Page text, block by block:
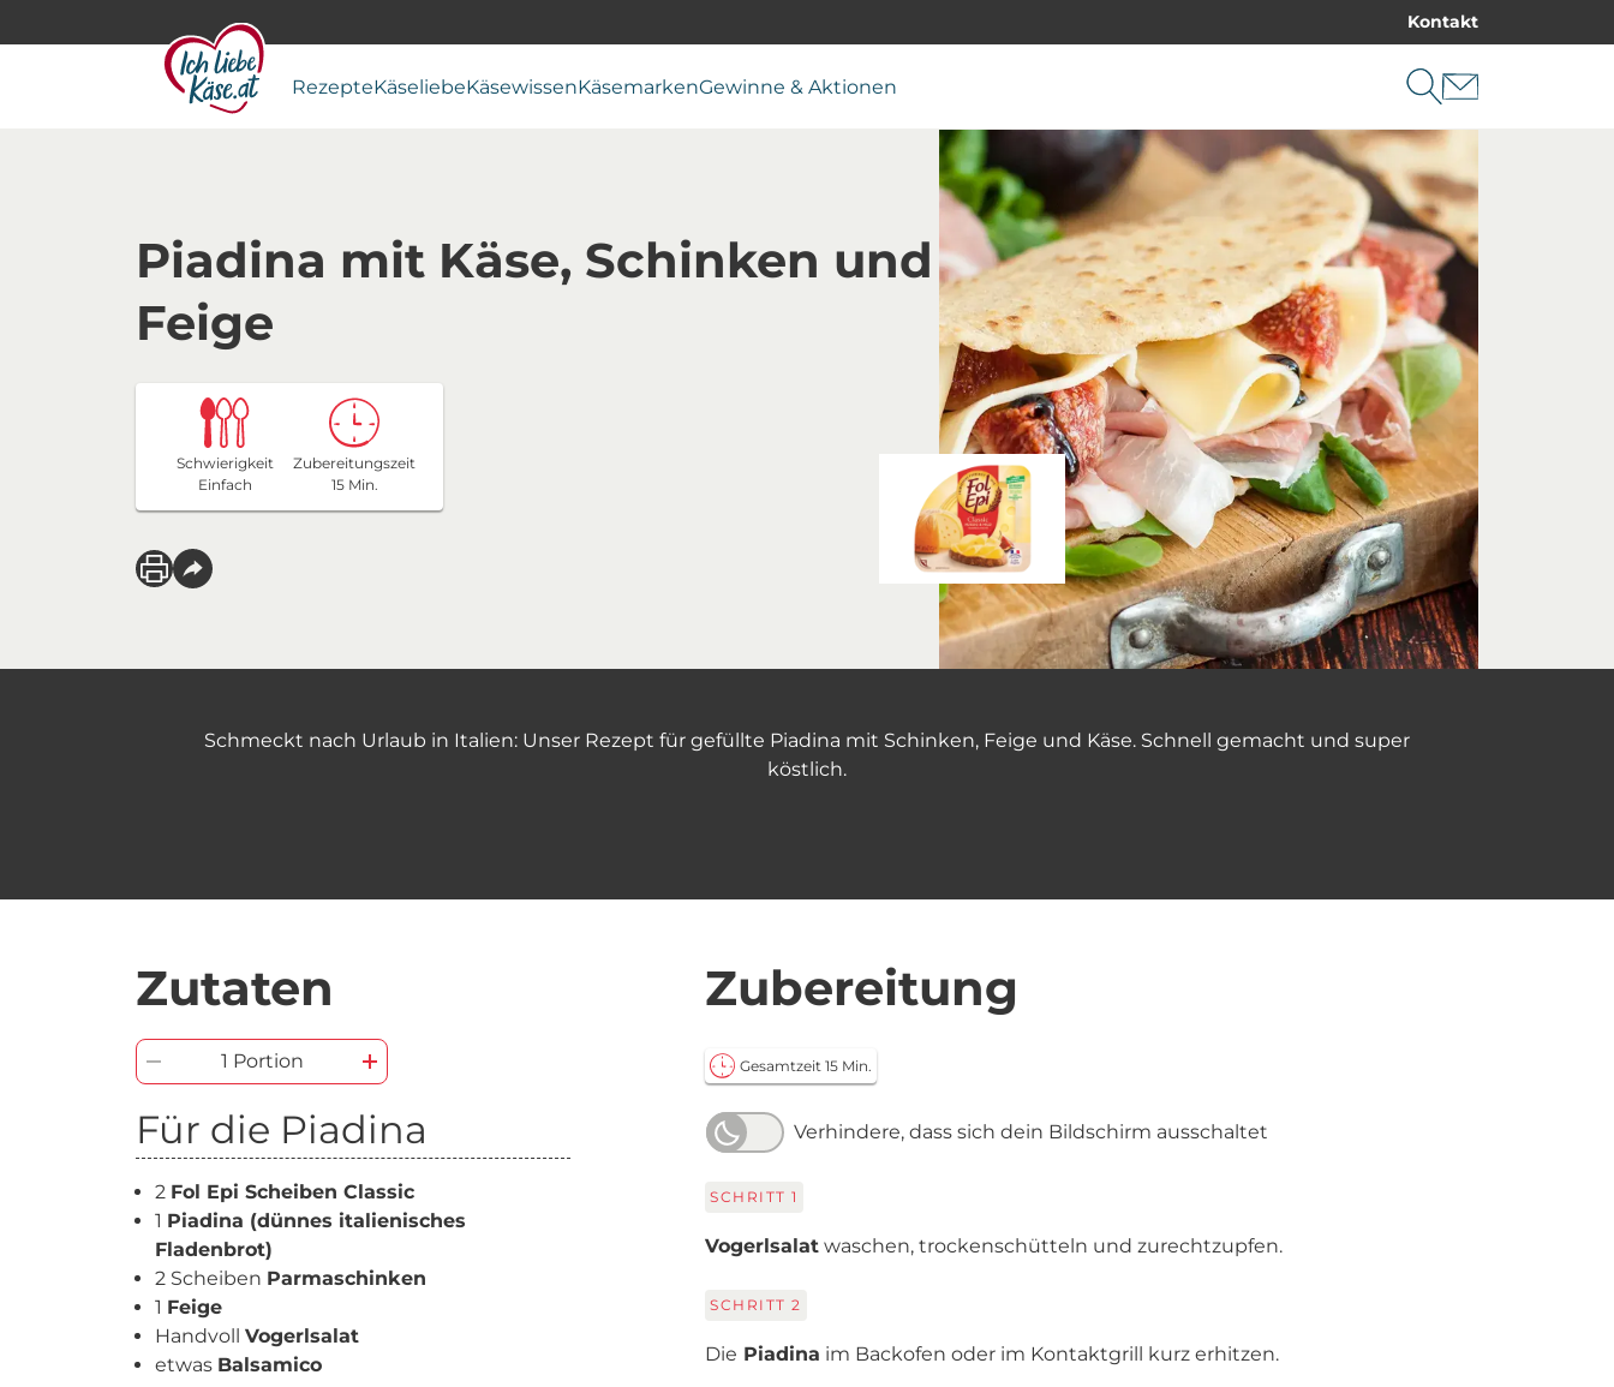
Kontakt
RezepteKäseliebeKäsewissenKäsemarkenGewinne & Aktionen
Piadina mit Käse, Schinken und
Feige
Schwierigkeit
Einfach
Zubereitungszeit
15 Min.
Schmeckt nach Urlaub in Italien: Unser Rezept für gefüllte Piadina mit Schinken, Feige und Käse. Schnell gemacht und super
köstlich.
Zutaten
1 Portion
Für die Piadina
2 Fol Epi Scheiben Classic
1 Piadina (dünnes italienisches
Fladenbrot)
2 Scheiben Parmaschinken
1 Feige
Handvoll Vogerlsalat
etwas Balsamico
Zubereitung
Gesamtzeit 15 Min.
Verhindere, dass sich dein Bildschirm ausschaltet
SCHRITT 1
Vogerlsalat waschen, trockenschütteln und zurechtzupfen.
SCHRITT 2
Die Piadina im Backofen oder im Kontaktgrill kurz erhitzen.